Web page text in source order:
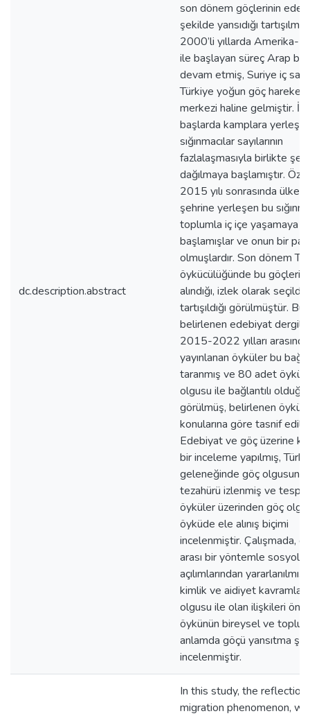
dc.description.abstract
son dönem göçlerinin
şekilde yansıdığı
2000’li yıllarda Amerika-
ile başlayan süreç Arap
devam etmiş, Suriye iç
Türkiye yoğun göç
merkezi haline gelmiştir. İlk
başlarda kamplara
sığınmacılar sayılarının
fazlalaşmasıyla birlikte
dağılmaya başlamıştır.
2015 yılı sonrasında
şehrine yerleşen bu
toplumla iç içe yaşamaya
başlamışlar ve onun bir
olmuşlardır. Son dönem
öykücülüğünde bu göçlerin
alındığı, izlek olarak
tartışıldığı görülmüştür. Bu
belirlenen edebiyat
2015-2022 yılları arasında
yayınlanan öyküler bu
taranmış ve 80 adet
olgusu ile bağlantılı olduğu
görülmüş, belirlenen
konularına göre tasnif
Edebiyat ve göç üzerine
bir inceleme yapılmış, Türk
geleneğinde göç olgusunun
tezahürü izlenmiş ve
öyküler üzerinden göç
öyküde ele alınış biçimi
incelenmiştir. Çalışmada,
arası bir yöntemle
açılımlarından
kimlik ve aidiyet
olgusu ile olan ilişkileri
öykünün bireysel ve
anlamda göçü yansıtma
incelenmiştir.
In this study, the
migration phenomenon,